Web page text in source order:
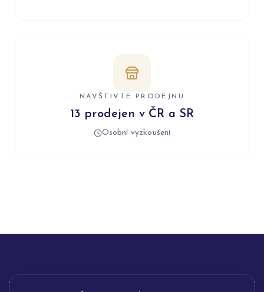
NAVŠTIVTE PRODEJNU
13 prodejen v ČR a SR
Osobní vyzkoušení